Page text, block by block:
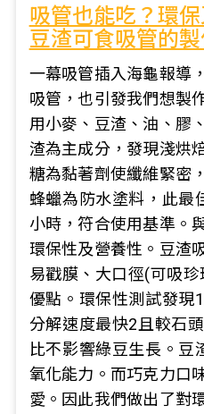
吸管也能吃？環
豆渣可食吸管的
一幕吸管插入海龜報導
吸管，也引發我們想製
用小麥、豆渣、油、膠
渣為主成分，發現淺烘
糖為黏著劑使纖維緊密
蜂蠟為防水塗料，此最
小時，符合使用基準。
環保性及營養性。豆渣
易戳膜、大口徑(可吸
優點。環保性測試發現
分解速度最快2且較石
比不影響綠豆生長。豆
氧化能力。而巧克力口
愛。因此我們做出了對